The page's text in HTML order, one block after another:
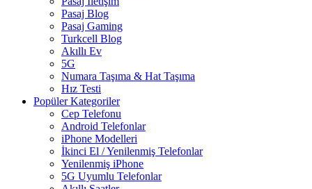
Pasaj Blog
Pasaj Gaming
Turkcell Blog
Akıllı Ev
5G
Numara Taşıma & Hat Taşıma
Hız Testi
Popüler Kategoriler
Cep Telefonu
Android Telefonlar
iPhone Modelleri
İkinci El / Yenilenmiş Telefonlar
Yenilenmiş iPhone
5G Uyumlu Telefonlar